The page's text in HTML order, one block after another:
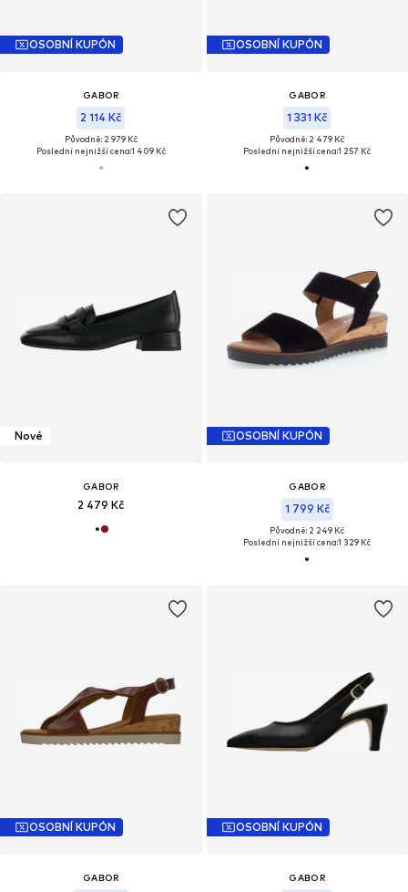
OSOBNÍ KUPÓN
GABOR
2 114 Kč
Původně: 2 979 Kč
Poslední nejnižší cena:1 409 Kč
OSOBNÍ KUPÓN
GABOR
1 331 Kč
Původně: 2 479 Kč
Poslední nejnižší cena:1 257 Kč
Nové
GABOR
2 479 Kč
OSOBNÍ KUPÓN
GABOR
1 799 Kč
Původně: 2 249 Kč
Poslední nejnižší cena:1 329 Kč
OSOBNÍ KUPÓN
GABOR
OSOBNÍ KUPÓN
GABOR